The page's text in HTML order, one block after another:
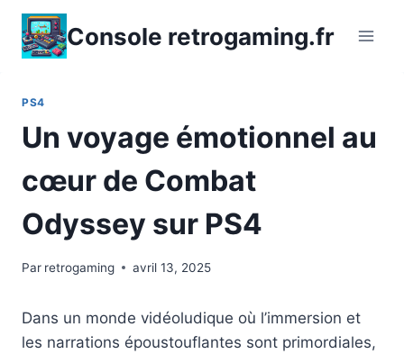
Aller
contenu
Console retrogaming.fr
PS4
Un voyage émotionnel au
cœur de Combat
Odyssey sur PS4
Par retrogaming avril 13, 2025
Dans un monde vidéoludique où l’immersion et
les narrations époustouflantes sont primordiales,